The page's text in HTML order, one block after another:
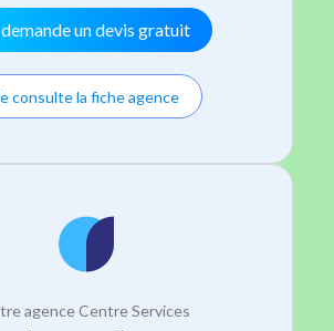
demande un devis gratuit
consulte la fiche agence
agence Centre Services